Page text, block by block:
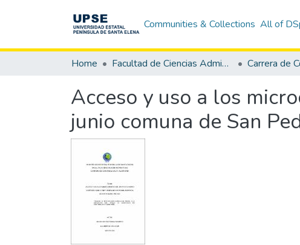
Communities & Collections All of
Home Facultad de Ciencias Administrativas
Acceso y uso a los
junio comuna de San